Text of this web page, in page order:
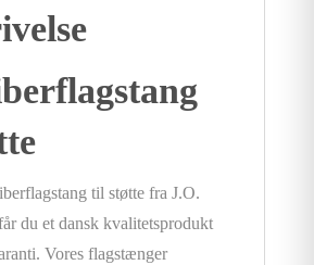
til støtte fra J.O.
du et dansk kvalitetsprodukt
Vores flagstænger